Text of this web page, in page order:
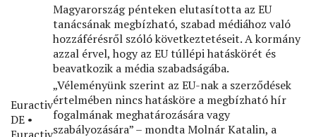
Euractiv
DE •
Euractiv
Magyarország pénteken elutasította az EU
tanácsának megbízható, szabad médiához való
hozzáférésről szóló következtetéseit. A kormány
azzal érvel, hogy az EU túllépi hatáskörét és
beavatkozik a média szabadságába.
„Véleményünk szerint az EU-nak a szerződések
értelmében nincs hatásköre a megbízható hír
fogalmának meghatározására vagy
szabályozására” – mondta Molnár Katalin, a